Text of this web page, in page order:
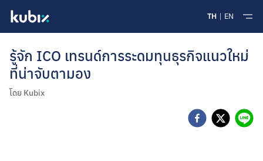
TH EN
รู้จัก ICO เทรนด์การระดมทุนธุรกิจแนวใหม่
ที่น่าจับตามอง
โดย Kubix